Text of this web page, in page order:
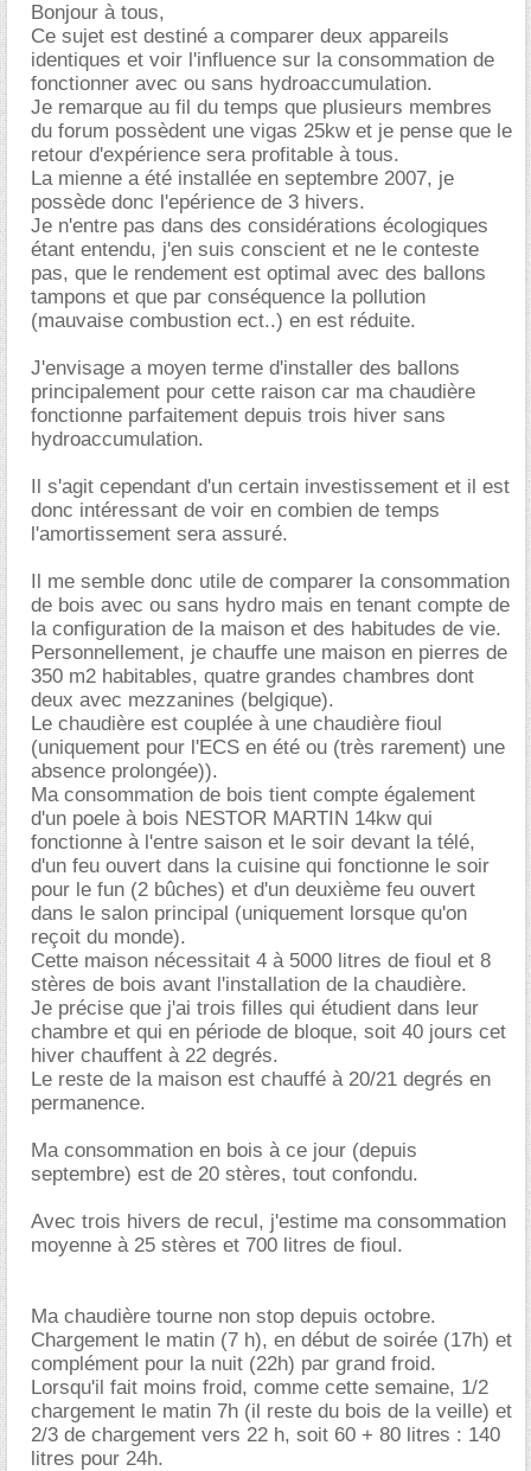
Bonjour à tous,
Ce sujet est destiné a comparer deux appareils
identiques et voir l'influence sur la consommation de
fonctionner avec ou sans hydroaccumulation.
Je remarque au fil du temps que plusieurs membres
du forum possèdent une vigas 25kw et je pense que le
retour d'expérience sera profitable à tous.
La mienne a été installée en septembre 2007, je
possède donc l'epérience de 3 hivers.
Je n'entre pas dans des considérations écologiques
étant entendu, j'en suis conscient et ne le conteste
pas, que le rendement est optimal avec des ballons
tampons et que par conséquence la pollution
(mauvaise combustion ect..) en est réduite.
J'envisage a moyen terme d'installer des ballons
principalement pour cette raison car ma chaudière
fonctionne parfaitement depuis trois hiver sans
hydroaccumulation.
Il s'agit cependant d'un certain investissement et il est
donc intéressant de voir en combien de temps
l'amortissement sera assuré.
Il me semble donc utile de comparer la consommation
de bois avec ou sans hydro mais en tenant compte de
la configuration de la maison et des habitudes de vie.
Personnellement, je chauffe une maison en pierres de
350 m2 habitables, quatre grandes chambres dont
deux avec mezzanines (belgique).
Le chaudière est couplée à une chaudière fioul
(uniquement pour l'ECS en été ou (très rarement) une
absence prolongée)).
Ma consommation de bois tient compte également
d'un poele à bois NESTOR MARTIN 14kw qui
fonctionne à l'entre saison et le soir devant la télé,
d'un feu ouvert dans la cuisine qui fonctionne le soir
pour le fun (2 bûches) et d'un deuxième feu ouvert
dans le salon principal (uniquement lorsque qu'on
reçoit du monde).
Cette maison nécessitait 4 à 5000 litres de fioul et 8
stères de bois avant l'installation de la chaudière.
Je précise que j'ai trois filles qui étudient dans leur
chambre et qui en période de bloque, soit 40 jours cet
hiver chauffent à 22 degrés.
Le reste de la maison est chauffé à 20/21 degrés en
permanence.
Ma consommation en bois à ce jour (depuis
septembre) est de 20 stères, tout confondu.
Avec trois hivers de recul, j'estime ma consommation
moyenne à 25 stères et 700 litres de fioul.
Ma chaudière tourne non stop depuis octobre.
Chargement le matin (7 h), en début de soirée (17h) et
complément pour la nuit (22h) par grand froid.
Lorsqu'il fait moins froid, comme cette semaine, 1/2
chargement le matin 7h (il reste du bois de la veille) et
2/3 de chargement vers 22 h, soit 60 + 80 litres : 140
litres pour 24h.